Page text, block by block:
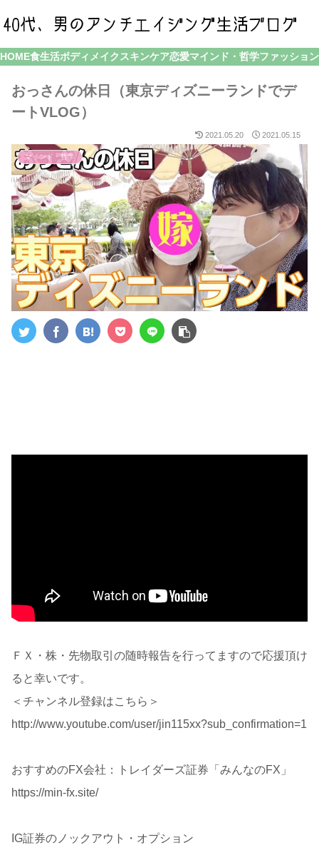
HOME食生活ボディメイク スキンケア恋愛マインド・哲学ファッション
おっさんの休日（東京ディズニーランドでデ
ートVLOG）
2021.05.20 2021.05.15
マインド・哲学
ＦＸ・株・先物取引の随時報告を行ってますので応援頂け
ると幸いです。
＜チャンネル登録はこちら＞
http://www.youtube.com/user/jin115xx?sub_confirmation=1
おすすめのFX会社：トレイダーズ証券「みんなのFX」
https://min-fx.site/
IG証券のノックアウト・オプション